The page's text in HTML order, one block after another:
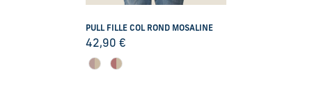
PULL FILLE COL ROND MOSALINE
42,90€